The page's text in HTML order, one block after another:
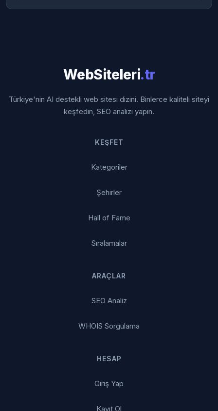
WebSiteleri.tr
Türkiye'nin AI destekli web sitesi dizini. Binlerce kaliteli siteyi
keşfedin, SEO analizi yapın.
KEŞFET
Kategoriler
Şehirler
Hall of Fame
Sıralamalar
ARAÇLAR
SEO Analiz
WHOIS Sorgulama
HESAP
Giriş Yap
Kayıt Ol